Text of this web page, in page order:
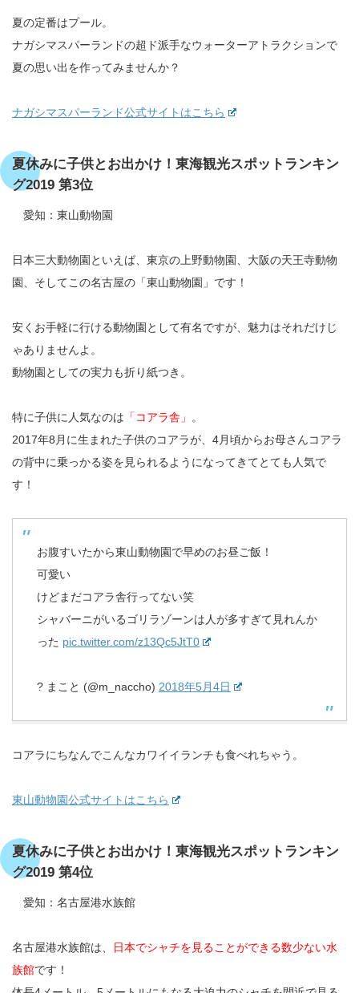
夏の定番はプール。
ナガシマスパーランドの超ド派手なウォーターアトラクションで
夏の思い出を作ってみませんか？
ナガシマスパーランド公式サイトはこちら
夏休みに子供とお出かけ！東海観光スポットランキン
グ2019 第3位
愛知：東山動物園
日本三大動物園といえば、東京の上野動物園、大阪の天王寺動物
園、そしてこの名古屋の「東山動物園」です！
安くお手軽に行ける動物園として有名ですが、魅力はそれだけじ
ゃありませんよ。
動物園としての実力も折り紙つき。
特に子供に人気なのは 「コアラ舎」
。
2017年8月に生まれた子供のコアラが、4月頃からお母さんコアラ
の背中に乗っかる姿を見られるようになってきてとても人気で
す！
お腹すいたから東山動物園で早めのお昼ご飯！
可愛い
けどまだコアラ舎行ってない笑
シャバーニがいるゴリラゾーンは人が多すぎて見れんか
った pic.twitter.com/z13Qc5JtT0
? まこと (@m_naccho) 2018年5月4日
コアラにちなんでこんなカワイイランチも食べれちゃう。
東山動物園公式サイトはこちら
夏休みに子供とお出かけ！東海観光スポットランキン
グ2019 第4位
愛知：名古屋港水族館
名古屋港水族館は、
日本でシャチを見ることができる数少ない水
族館です！